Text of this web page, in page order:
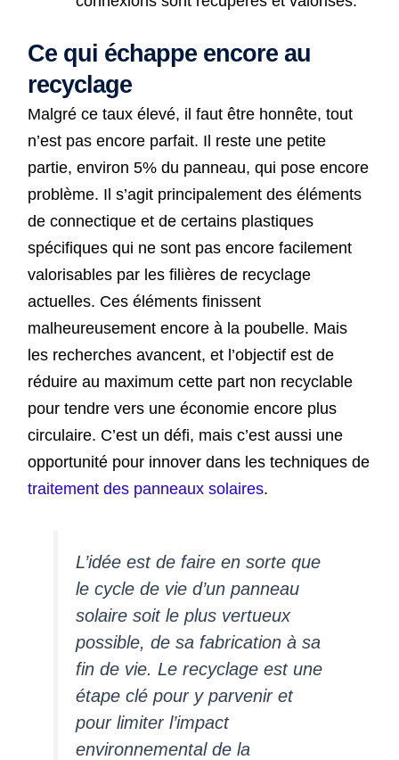
Ce qui échappe encore au
recyclage
Malgré ce taux élevé, il faut être honnête, tout
n’est pas encore parfait. Il reste une petite
partie, environ 5% du panneau, qui pose encore
problème. Il s’agit principalement des éléments
de connectique et de certains plastiques
spécifiques qui ne sont pas encore facilement
valorisables par les filières de recyclage
actuelles. Ces éléments finissent
malheureusement encore à la poubelle. Mais
les recherches avancent, et l’objectif est de
réduire au maximum cette part non recyclable
pour tendre vers une économie encore plus
circulaire. C’est un défi, mais c’est aussi une
opportunité pour innover dans les techniques de
traitement des panneaux solaires.
L’idée est de faire en sorte que
le cycle de vie d’un panneau
solaire soit le plus vertueux
possible, de sa fabrication à sa
fin de vie. Le recyclage est une
étape clé pour y parvenir et
pour limiter l’impact
environnemental de la